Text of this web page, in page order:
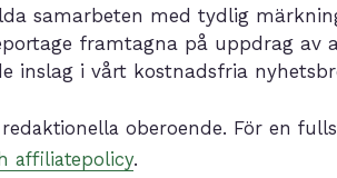
samarbeten med tydlig
framtagna på uppdrag av
inslag i vårt kostnadsfria
oberoende. För en
affiliatepolicy.